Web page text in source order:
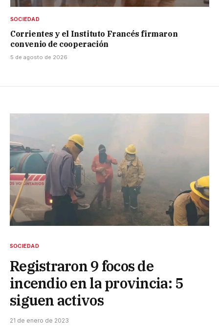
SOCIEDAD
Corrientes y el Instituto Francés firmaron
convenio de cooperación
5 de agosto de 2026
SOCIEDAD
Registraron 9 focos de
incendio en la provincia: 5
siguen activos
21 de enero de 2023